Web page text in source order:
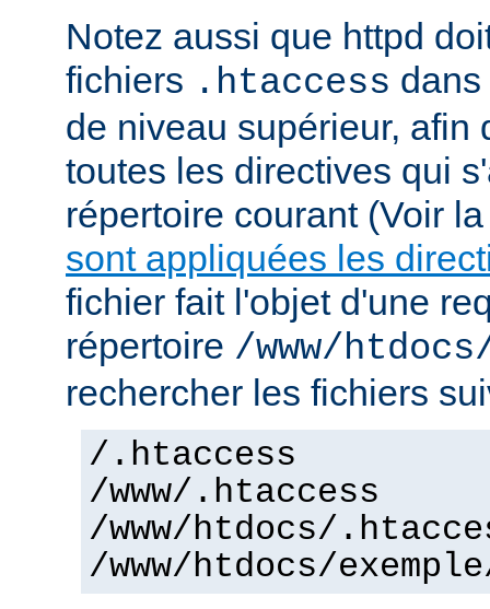
Notez aussi que httpd
fichiers .htaccess
de niveau supérieur, afin
toutes les directives qui
répertoire courant (Voir
sont appliquées les
fichier fait l'objet d'une
répertoire /www/
rechercher les fichiers
/.htaccess
/www/.htaccess
/www/htdocs/
/www/htdocs/